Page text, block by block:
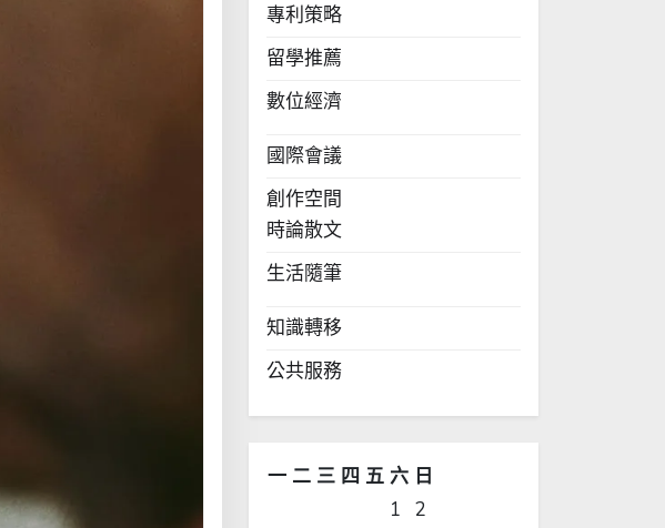
專利策略
留學推薦
數位經濟
國際會議
創作空間
時論散文
生活隨筆
知識轉移
公共服務
一 二 三 四 五 六 日
1
2